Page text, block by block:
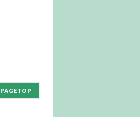
PAGETOP